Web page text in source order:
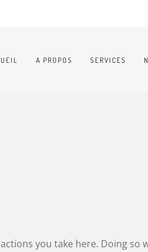
A PROPOS SERVICES
you take here. Doing